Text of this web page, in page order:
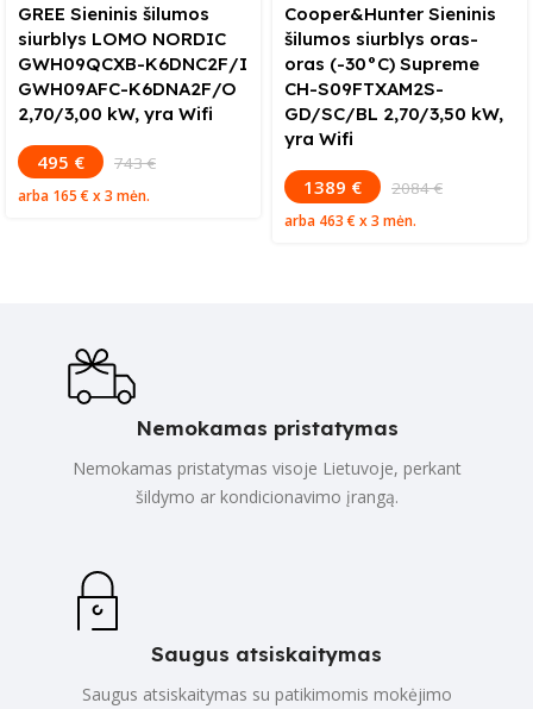
GREE Sieninis šilumos
siurblys LOMO NORDIC
GWH09QCXB-K6DNC2F/I
GWH09AFC-K6DNA2F/O
2,70/3,00 kW, yra Wifi
495 € 743 €
arba 165 €x 3 mėn.
Cooper&Hunter Sieninis
šilumos siurblys oras-
oras (-30°C) Supreme
CH-S09FTXAM2S-
GD/SC/BL 2,70/3,50 kW,
yra Wifi
1389 € 2084 €
arba 463 €x 3 mėn.
Nemokamas pristatymas
Nemokamas pristatymas visoje Lietuvoje, perkant
šildymo ar kondicionavimo įrangą.
Saugus atsiskaitymas
Saugus atsiskaitymas su patikimomis mokėjimo